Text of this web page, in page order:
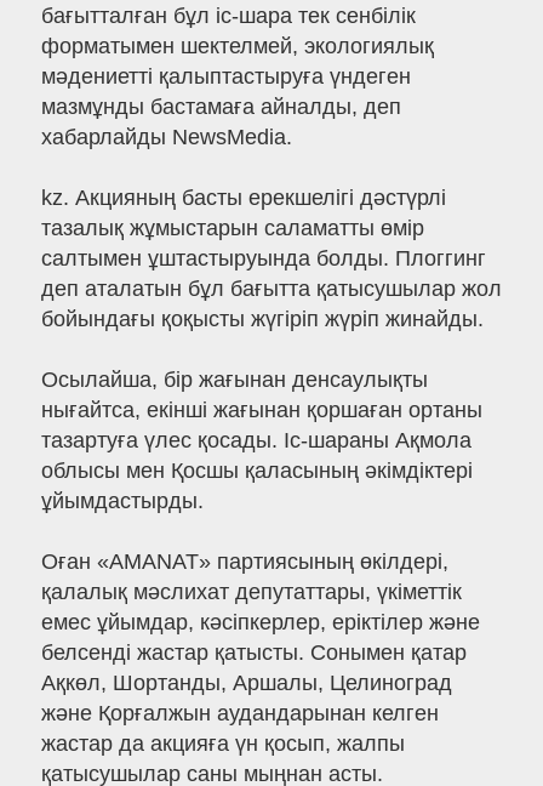
бағытталған бұл іс-шара тек сенбілік
форматымен шектелмей, экологиялық
мәдениетті қалыптастыруға үндеген
мазмұнды бастамаға айналды, деп
хабарлайды NewsMedia.
kz. Акцияның басты ерекшелігі дәстүрлі
тазалық жұмыстарын саламатты өмір
салтымен ұштастыруында болды. Плоггинг
деп аталатын бұл бағытта қатысушылар жол
бойындағы қоқысты жүгіріп жүріп жинайды.
Осылайша, бір жағынан денсаулықты
нығайтса, екінші жағынан қоршаған ортаны
тазартуға үлес қосады. Іс-шараны Ақмола
облысы мен Қосшы қаласының әкімдіктері
ұйымдастырды.
Оған «AMANAT» партиясының өкілдері,
қалалық мәслихат депутаттары, үкіметтік
емес ұйымдар, кәсіпкерлер, еріктілер және
белсенді жастар қатысты. Сонымен қатар
Ақкөл, Шортанды, Аршалы, Целиноград
және Қорғалжын аудандарынан келген
жастар да акцияға үн қосып, жалпы
қатысушылар саны мыңнан асты.